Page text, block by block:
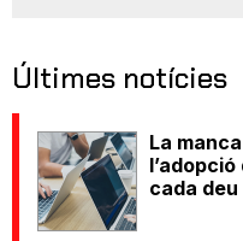
Últimes notícies
La
cada